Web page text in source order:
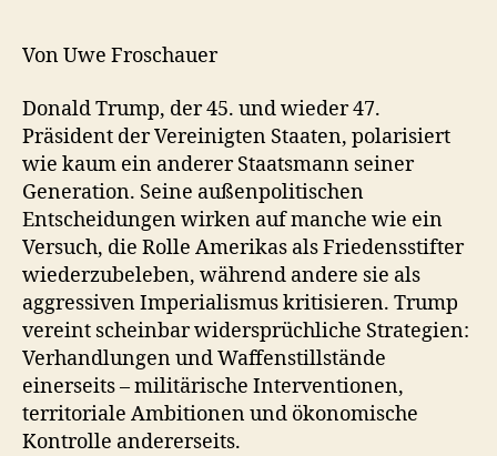
Von Uwe Froschauer
Donald Trump, der 45. und wieder 47.
Präsident der Vereinigten Staaten, polarisiert
wie kaum ein anderer Staatsmann seiner
Generation. Seine außenpolitischen
Entscheidungen wirken auf manche wie ein
Versuch, die Rolle Amerikas als Friedensstifter
wiederzubeleben, während andere sie als
aggressiven Imperialismus kritisieren. Trump
vereint scheinbar widersprüchliche Strategien:
Verhandlungen und Waffenstillstände
einerseits – militärische Interventionen,
territoriale Ambitionen und ökonomische
Kontrolle andererseits.